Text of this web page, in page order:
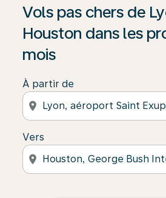
Vols pas chers de
Houston dans les
mois
À partir de
location_on
Vers
location_on